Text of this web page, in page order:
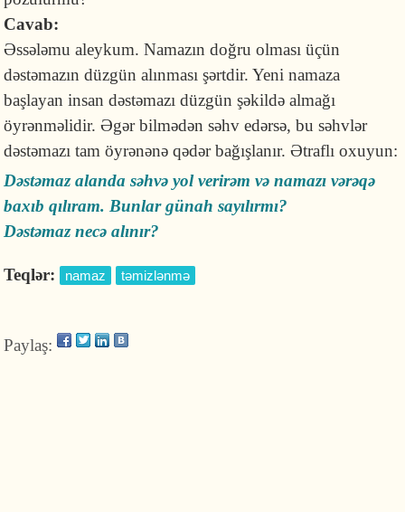
Cavab:
Əssələmu aleykum. Namazın doğru olması üçün
dəstəmazın düzgün alınması şərtdir. Yeni namaza
başlayan insan dəstəmazı düzgün şəkildə almağı
öyrənməlidir. Əgər bilmədən səhv edərsə, bu səhvlər
dəstəmazı tam öyrənənə qədər bağışlanır. Ətraflı oxuyun:
Dəstəmaz alanda səhvə yol verirəm və namazı vərəqə
baxıb qılıram. Bunlar günah sayılırmı?
Dəstəmaz necə alınır?
Teqlər: namaz təmizlənmə
Paylaş: